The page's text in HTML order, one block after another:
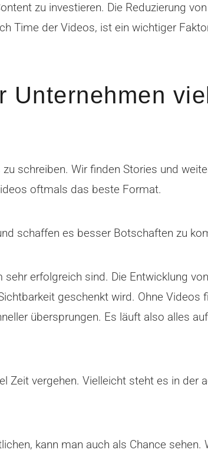
zu investieren. Die Reduzierung
Time der Videos, ist ein wichtiger
Unternehmen
schreiben. Wir finden Stories und
oftmals das beste Format.
schaffen es besser Botschaften zu
erfolgreich sind. Die Entwicklung
geschenkt wird. Ohne Videos
übersprungen. Es läuft also alles
vergehen. Vielleicht steht es in der
kann man auch als Chance sehen.